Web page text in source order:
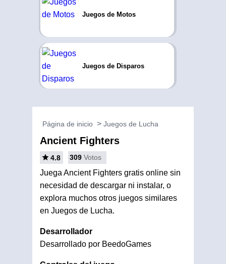
Juegos de Motos
Juegos de Disparos
Página de inicio Juegos de Lucha
Ancient Fighters
4.8 309 Votos
Juega Ancient Fighters gratis online sin
necesidad de descargar ni instalar, o
explora muchos otros juegos similares
en Juegos de Lucha.
Desarrollador
Desarrollado por BeedoGames